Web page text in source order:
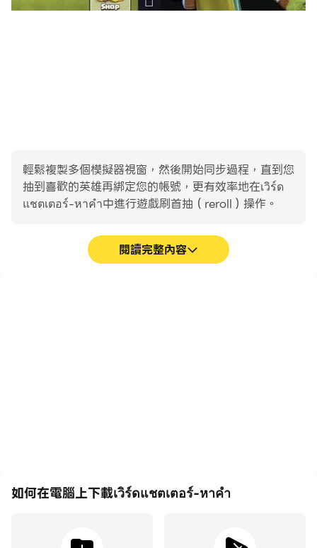
輕鬆複製多個模擬器視窗，然後開始同步過程，直到您
抽到喜歡的英雄再綁定您的帳號，更有效率地在เวิร์ด
แชตเตอร์-หาคำ中進行遊戲刷首抽（reroll）操作。
閱讀完整內容
如何在電腦上下載เวิร์ดแชตเตอร์-หาคำ